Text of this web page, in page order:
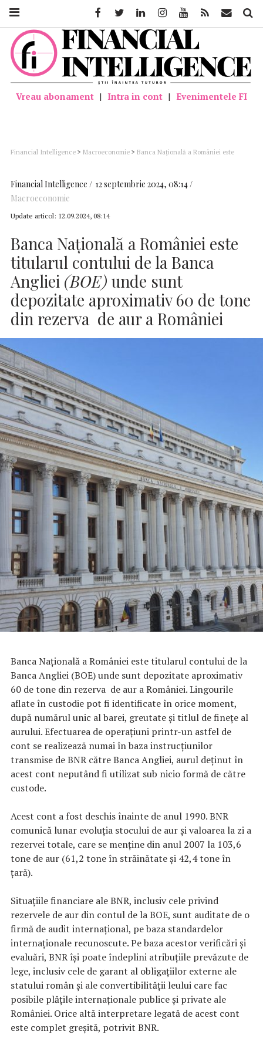
Vreau abonament | Intra in cont | Evenimentele FI
Financial Intelligence > Macroeconomie > Banca Națională a României este
Financial Intelligence
12 septembrie 2024, 08:14
Macroeconomie
Update articol: 12.09.2024, 08:14
Banca Națională a României este
titularul contului de la Banca
Angliei (BOE) unde sunt
depozitate aproximativ 60 de tone
din rezerva de aur a României
Banca Națională a României este titularul contului de la
Banca Angliei (BOE) unde sunt depozitate aproximativ
60 de tone din rezerva de aur a României. Lingourile
aflate în custodie pot fi identificate în orice moment,
după numărul unic al barei, greutate și titlul de finețe al
aurului. Efectuarea de operațiuni printr-un astfel de
cont se realizează numai în baza instrucțiunilor
transmise de BNR către Banca Angliei, aurul deținut în
acest cont neputând fi utilizat sub nicio formă de către
custode.
Acest cont a fost deschis înainte de anul 1990. BNR
comunică lunar evoluția stocului de aur și valoarea la zi a
rezervei totale, care se menține din anul 2007 la 103,6
tone de aur (61,2 tone în străinătate și 42,4 tone în
țară).
Situațiile financiare ale BNR, inclusiv cele privind
rezervele de aur din contul de la BOE, sunt auditate de o
firmă de audit internațional, pe baza standardelor
internaționale recunoscute. Pe baza acestor verificări și
evaluări, BNR își poate îndeplini atribuțiile prevăzute de
lege, inclusiv cele de garant al obligațiilor externe ale
statului român și ale convertibilității leului care fac
posibile plățile internaționale publice și private ale
României. Orice altă interpretare legată de acest cont
este complet greșită, potrivit BNR.
FacebookTwitter LinkedinInstagramYoutube Feed Mail